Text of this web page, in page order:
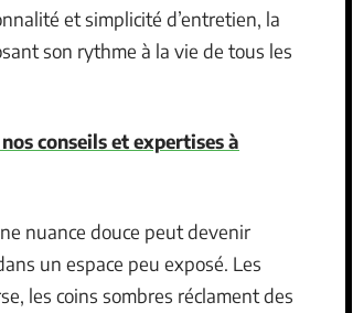
et simplicité d’entretien, la
son rythme à la vie de tous les
conseils et expertises à
nuance douce peut devenir
un espace peu exposé. Les
les coins sombres réclament des